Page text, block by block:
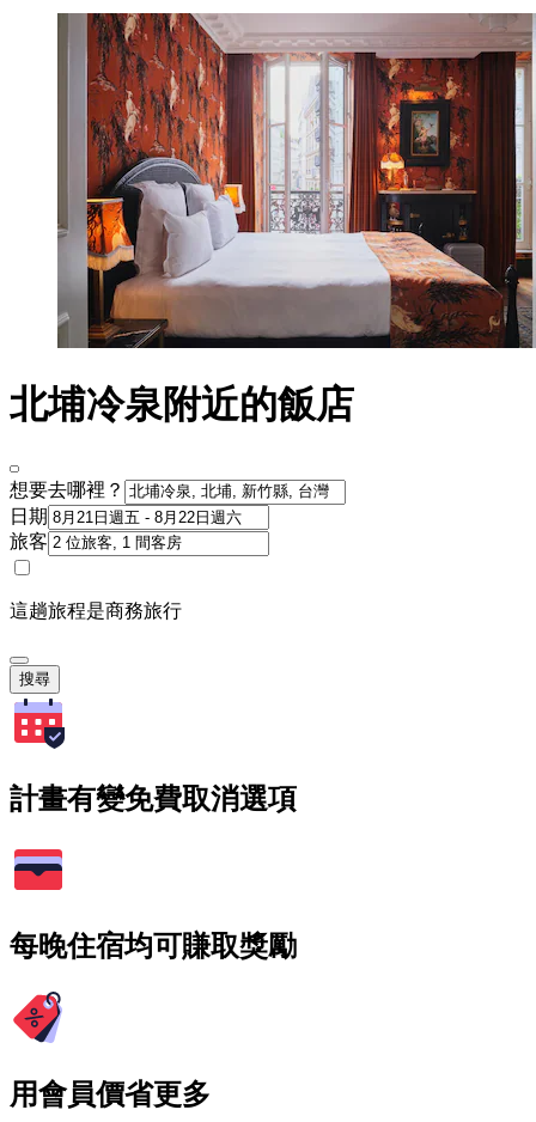
北埔冷泉附近的飯店
想要去哪裡？
日期
旅客
這趟旅程是商務旅行
搜尋
計畫有變免費取消選項
每晚住宿均可賺取獎勵
用會員價省更多